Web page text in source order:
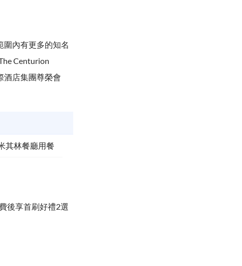
圍內有更多的知名
Centurion
酒店集團尊榮會
其林餐廳用餐
後享首刷好禮2選